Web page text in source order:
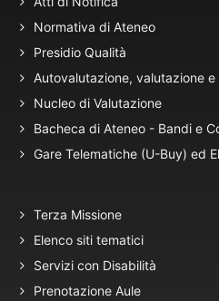
Normativa di Ateneo
Presidio Qualità
Autovalutazione, valutazione e
Nucleo di Valutazione
Bacheca di Ateneo - Bandi e
Gare Telematiche (U-Buy) ed
Terza Missione
Elenco siti tematici
Servizi con Disabilità
Prenotazione Aule